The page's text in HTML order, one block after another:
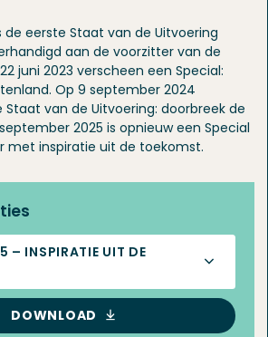
de eerste Staat van de Uitvoering
aan de voorzitter van de
juni 2023 verscheen een Special:
Op 9 september 2024
van de Uitvoering: doorbreek de
2025 is opnieuw een Special
met inspiratie uit de toekomst.
– INSPIRATIE UIT DE
DOWNLOAD